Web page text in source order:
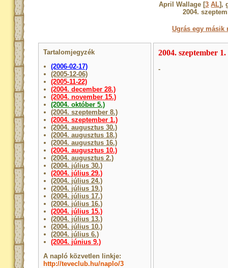
April Wallage [3 AL],
2004.
Ugrás egy másik
Tartalomjegyzék
(2006-02-17)
(2005-12-06)
(2005-11-22)
(2004. december 28.)
(2004. november 15.)
(2004. október 5.)
(2004. szeptember 8.)
(2004. szeptember 1.)
(2004. augusztus 30.)
(2004. augusztus 18.)
(2004. augusztus 16.)
(2004. augusztus 10.)
(2004. augusztus 2.)
(2004. július 30.)
(2004. július 29.)
(2004. július 24.)
(2004. július 19.)
(2004. július 17.)
(2004. július 16.)
(2004. július 15.)
(2004. július 13.)
(2004. július 10.)
(2004. július 6.)
(2004. június 9.)
A napló közvetlen linkje:
http://teveclub.hu/naplo/3
2004. szeptember 1.
-